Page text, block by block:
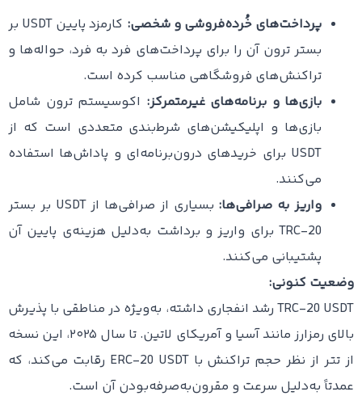
پرداخت‌های خُرده‌فروشی و شخصی:
کارمزد پایین USDT بر
بستر ترون آن را برای پرداخت‌های فرد به فرد، حواله‌ها و
تراکنش‌های فروشگاهی مناسب کرده است.
بازی‌ها و برنامه‌های غیرمتمرکز: اکوسیستم ترون شامل
بازی‌ها و اپلیکیشن‌های شرط‌بندی متعددی است که از
USDT برای خریدهای درون‌برنامه‌ای و پاداش‌ها استفاده
می‌کنند.
واریز به صرافی‌ها:
بسیاری از صرافی‌ها از USDT بر بستر
TRC-20 برای واریز و برداشت به‌دلیل هزینه‌ی پایین آن
پشتیبانی می‌کنند.
وضعیت کنونی:
TRC-20 USDT رشد انفجاری داشته، به‌ویژه در مناطقی با پذیرش
بالای رمزارز مانند آسیا و آمریکای لاتین. تا سال ۲۰۲۵، این نسخه
از تتر از نظر حجم تراکنش با ERC-20 USDT رقابت می‌کند، که
عمدتاً به‌دلیل سرعت و مقرون‌به‌صرفه‌بودن آن است.